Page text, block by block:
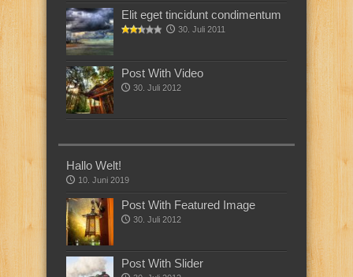
Elit eget tincidunt condimentum
30. Juli 2011
Post With Video
30. Juli 2012
Hallo Welt!
10. Juni 2019
Post With Featured Image
30. Juli 2012
Post With Slider